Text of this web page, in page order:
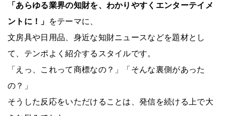
「あらゆる業界の知財を、わかりやすくエンターテイメ
ントに！」
をテーマに、
文房具や日用品、身近な知財ニュースなどを題材とし
て、テンポよく紹介するスタイルです。
「えっ、これって商標なの？」「そんな裏側があった
の？」
そうした反応をいただけることは、発信を続ける上で大